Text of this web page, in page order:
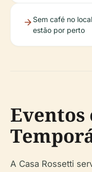
Sem café no
estão por perto
Eventos
A Casa Rossetti